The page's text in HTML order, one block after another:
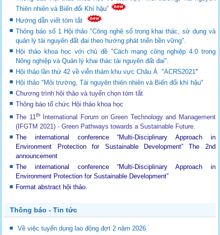
Thiên nhiên và Biến đổi Khí hậu”
Hướng dẫn viết tóm tắt
Thông báo số 1 Hội thảo "Công nghệ số trong khai thác, sử dụng và
quản lý tài nguyên đất đai theo hướng phát triển bền vững".
Hội thảo khoa học với chủ đề "Cách mạng công nghiệp 4.0 trong
Nông nghiệp và Quản lý khai thác tài nguyên đất đai".
Hội thảo lần thứ 42 về viễn thám khu vực Châu Á "ACRS2021"
Hội thảo "Môi trường, Tài nguyên thiên nhiên và Biến đổi khí hậu"
Chương trình hội thảo và tuyển chọn tóm tắt
Thông báo tổ chức Hội thảo khoa học
The 11thInternational Forum on Green Technology and Management
(IFGTM 2021) - Green Pathways towards a Sustainable Future.
The international conference “Multi-Disciplinary Approach in
Environment Protection for Sustainable Development”The 2nd
announcement
The international conference “Multi-Disciplinary Approach in
Environment Protection for Sustainable Development”
Format abstract hội thảo.
Thông báo - Tin tức
Về việc tuyển dụng lao động đợt 2 năm 2026